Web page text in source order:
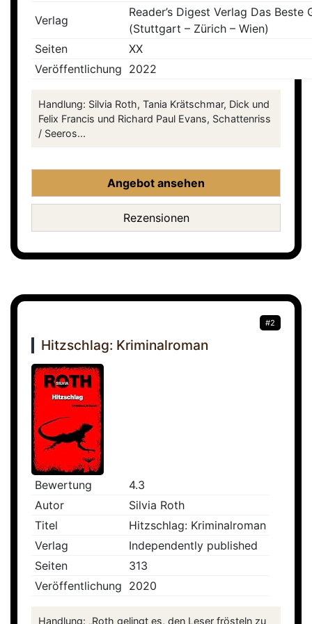
Verlag
Reader’s Digest Verlag Das Beste
(Stuttgart – Zürich – Wien)
Seiten
XX
Veröffentlichung 2022
Handlung: Silvia Roth, Tania Krätschmar, Dick und
Felix Francis und Richard Paul Evans, Schattenriss
/ Seeros...
Angebot ansehen
Rezensionen
#2
Hitzschlag: Kriminalroman
Bewertung
4.3
Autor
Silvia Roth
Titel
Hitzschlag: Kriminalroman
Verlag
Independently published
Seiten
313
Veröffentlichung 2020
Handlung: „Roth gelingt es, den Leser frösteln zu